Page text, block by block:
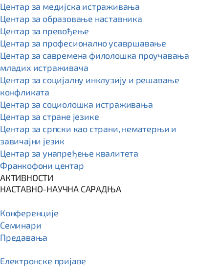
Центар за медијска истраживања
Центар за образовање наставника
Центар за превођење
Центар за професионално усавршавање
Центар за савремена филолошка проучавања
младих истраживача
Центар за социјалну инклузију и решавање
конфликата
Центар за социолошка истраживања
Центар за стране језике
Центар за српски као страни, нематерњи и
завичајни језик
Центар за унапређење квалитета
Франкофони центар
АКТИВНОСТИ
НАСТАВНО-НАУЧНА САРАДЊА
Конференције
Семинари
Предавања
Електронске пријаве